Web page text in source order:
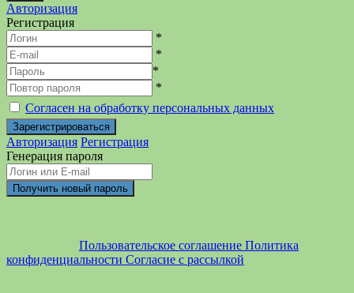
Авторизация
Регистрация
*
*
*
*
Согласен на обработку персональных данных
Авторизация Регистрация
Генерация пароля
Пользовательское соглашение Политика
конфиденциальности Согласие с рассылкой